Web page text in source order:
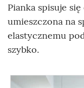
Pianka spisuje
umieszczona na
elastycznemu
szybko.